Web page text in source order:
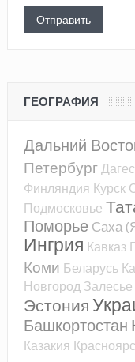
ГЕОГРАФИЯ
Дальний
Петербург
Финляндия Курск
Подмосковье
Поморье Саха
Ингрия Кавказ
Коми Беларусь
Новгород Залесье
Эстония
Башкортостан
Казакия